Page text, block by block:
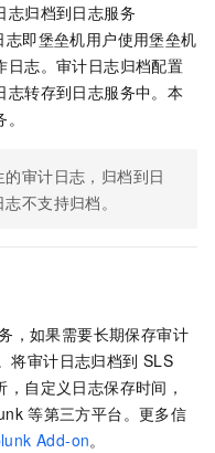
志归档到日志服务
志即堡垒机用户使用堡垒机
日志。审计日志归档配置
志转存到日志服务中。本
审计日志，归档到日
不支持归档。
，如果需要长期保存审计
将审计日志归档到 SLS
自定义日志保存时间，
等第三方平台。更多信
Add-on。